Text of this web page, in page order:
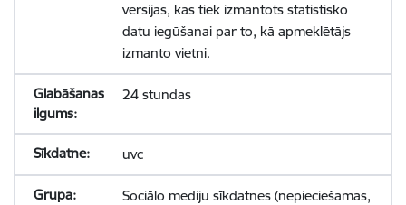
versijas, kas tiek izmantots statistisko
datu iegūšanai par to, kā apmeklētājs
izmanto vietni.
24 stundas
uvc
Sociālo mediju sīkdatnes (nepieciešamas,